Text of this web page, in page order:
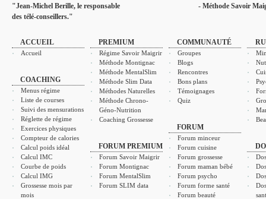
"Jean-Michel Berille, le responsable
des télé-conseillers."
- Méthode Savoir
ACCUEIL
Accueil
COACHING
Menus régime
Liste de courses
Suivi des mensurations
Réglette de régime
Exercices physiques
Compteur de calories
Calcul poids idéal
Calcul IMC
Courbe de poids
Calcul IMG
Grossesse mois par
mois
PREMIUM
Régime Savoir Maigrir
Méthode Montignac
Méthode MentalSlim
Méthode Slim Data
Méthodes Naturelles
Méthode Chrono-
Géno-Nutrition
Coaching Grossesse
FORUM PREMIUM
Forum Savoir Maigrir
Forum Montignac
Forum MentalSlim
Forum SLIM data
COMMUNAUTÉ
Groupes
Blogs
Rencontres
Bons plans
Témoignages
Quiz
FORUM
Forum minceur
Forum cuisine
Forum grossesse
Forum maman bébé
Forum psycho
Forum forme santé
Forum beauté